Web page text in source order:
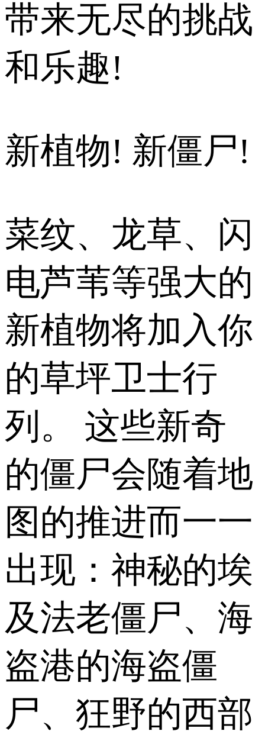
带来无尽的挑战
和乐趣!
新植物! 新僵尸!
菜纹、龙草、闪
电芦苇等强大的
新植物将加入你
的草坪卫士行
列。 这些新奇
的僵尸会随着地
图的推进而一一
出现：神秘的埃
及法老僵尸、海
盗港的海盗僵
尸、狂野的西部